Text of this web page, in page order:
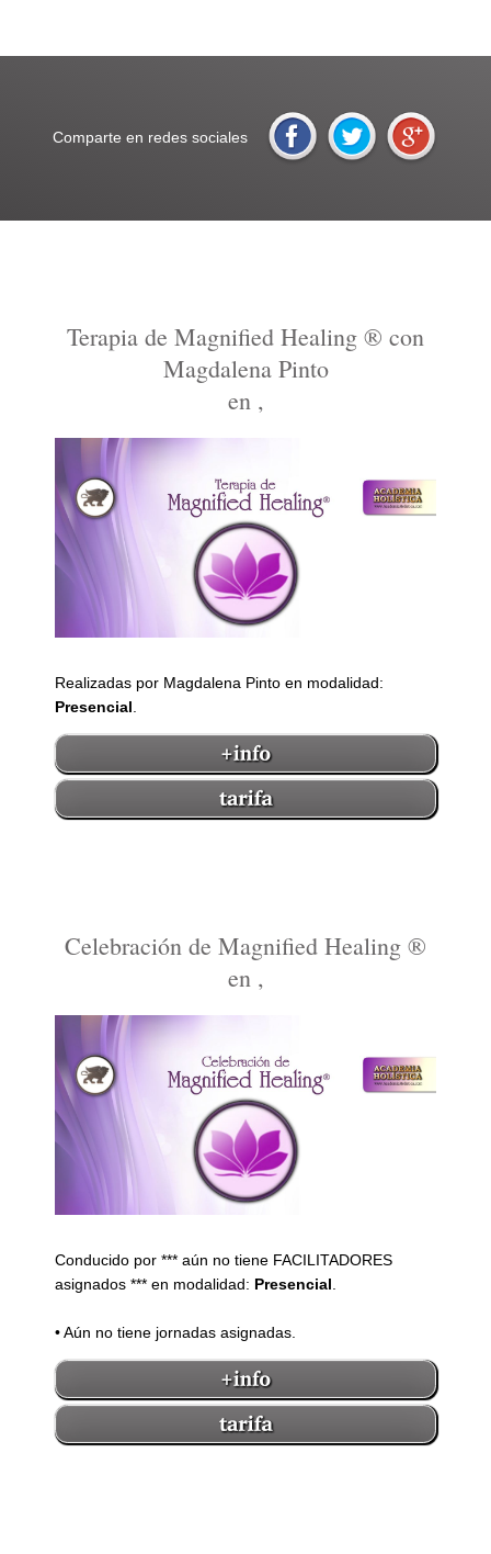
Comparte en redes sociales
Terapia de Magnified Healing ® con
Magdalena Pinto
en ,
Realizadas por Magdalena Pinto en modalidad:
Presencial
Celebración de Magnified Healing ®
en ,
Conducido por *** aún no tiene FACILITADORES
asignados *** en modalidad: Presencial
• Aún no tiene jornadas asignadas.